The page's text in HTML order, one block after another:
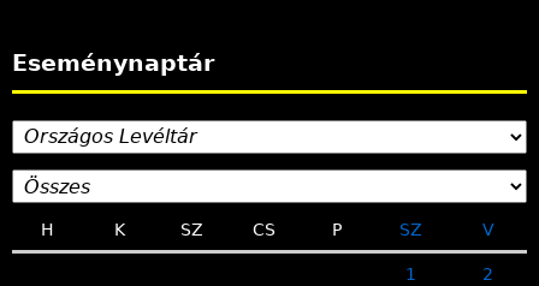
Eseménynaptár
H K SZ CS P SZ V
1 2